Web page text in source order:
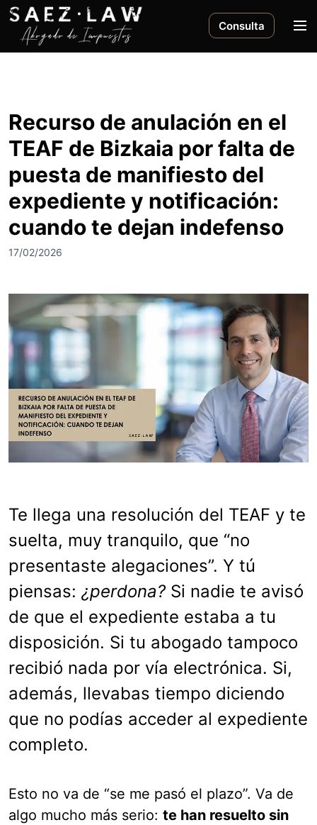
Consulta
M
Recurso de anulación en el
TEAF de Bizkaia por falta de
puesta de manifiesto del
expediente y notificación:
cuando te dejan indefenso
17/02/2026
Te llega una resolución del TEAF y te
suelta, muy tranquilo, que “no
presentaste alegaciones”. Y tú
piensas: ¿perdona? Si nadie te avisó
de que el expediente estaba a tu
disposición. Si tu abogado tampoco
recibió nada por vía electrónica. Si,
además, llevabas tiempo diciendo
que no podías acceder al expediente
completo.
Esto no va de “se me pasó el plazo”. Va de
algo mucho más serio: te han resuelto sin